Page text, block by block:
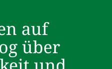
auf
über